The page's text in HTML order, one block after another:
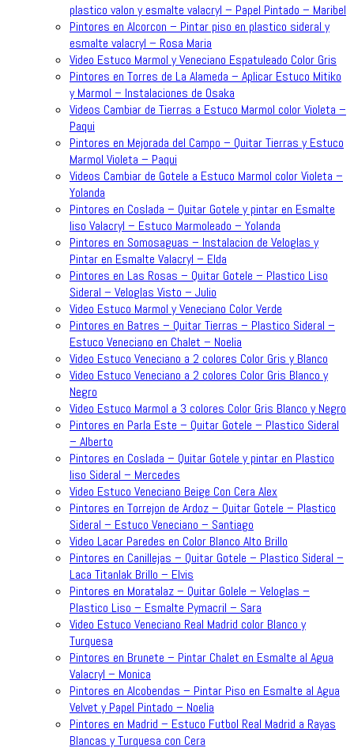
plastico valon y esmalte valacryl – Papel Pintado – Maribel
Pintores en Alcorcon – Pintar piso en plastico sideral y
esmalte valacryl – Rosa Maria
Video Estuco Marmol y Veneciano Espatuleado Color Gris
Pintores en Torres de La Alameda – Aplicar Estuco Mitiko
y Marmol – Instalaciones de Osaka
Videos Cambiar de Tierras a Estuco Marmol color Violeta –
Paqui
Pintores en Mejorada del Campo – Quitar Tierras y Estuco
Marmol Violeta – Paqui
Videos Cambiar de Gotele a Estuco Marmol color Violeta –
Yolanda
Pintores en Coslada – Quitar Gotele y pintar en Esmalte
liso Valacryl – Estuco Marmoleado – Yolanda
Pintores en Somosaguas – Instalacion de Veloglas y
Pintar en Esmalte Valacryl – Elda
Pintores en Las Rosas – Quitar Gotele – Plastico Liso
Sideral – Veloglas Visto – Julio
Video Estuco Marmol y Veneciano Color Verde
Pintores en Batres – Quitar Tierras – Plastico Sideral –
Estuco Veneciano en Chalet – Noelia
Video Estuco Veneciano a 2 colores Color Gris y Blanco
Video Estuco Veneciano a 2 colores Color Gris Blanco y
Negro
Video Estuco Marmol a 3 colores Color Gris Blanco y Negro
Pintores en Parla Este – Quitar Gotele – Plastico Sideral
– Alberto
Pintores en Coslada – Quitar Gotele y pintar en Plastico
liso Sideral – Mercedes
Video Estuco Veneciano Beige Con Cera Alex
Pintores en Torrejon de Ardoz – Quitar Gotele – Plastico
Sideral – Estuco Veneciano – Santiago
Video Lacar Paredes en Color Blanco Alto Brillo
Pintores en Canillejas – Quitar Gotele – Plastico Sideral –
Laca Titanlak Brillo – Elvis
Pintores en Moratalaz – Quitar Golele – Veloglas –
Plastico Liso – Esmalte Pymacril – Sara
Video Estuco Veneciano Real Madrid color Blanco y
Turquesa
Pintores en Brunete – Pintar Chalet en Esmalte al Agua
Valacryl – Monica
Pintores en Alcobendas – Pintar Piso en Esmalte al Agua
Velvet y Papel Pintado – Noelia
Pintores en Madrid – Estuco Futbol Real Madrid a Rayas
Blancas y Turquesa con Cera